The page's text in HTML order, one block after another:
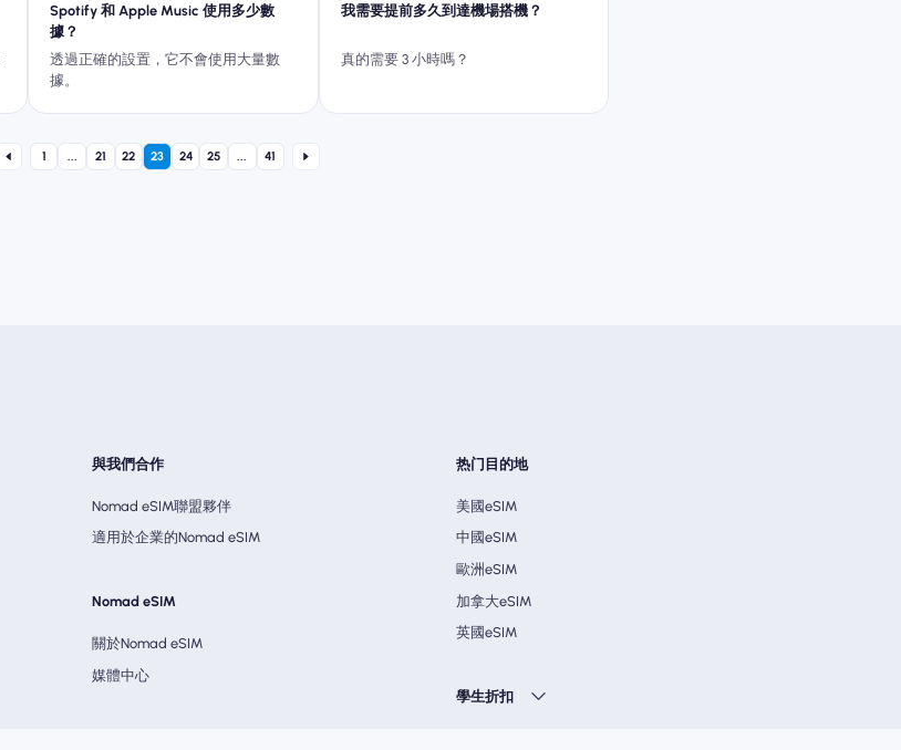
Spotify 和 Apple Music 使用多少數
據？
透過正確的設置，它不會使用大量數
據。
我需要提前多久到達機場搭機？
真的需要 3 小時嗎？
1 ... 21 22 23 24 25 ... 41
與我們合作
Nomad eSIM聯盟夥伴
適用於企業的Nomad eSIM
Nomad eSIM
關於Nomad eSIM
媒體中心
热门目的地
美國eSIM
中國eSIM
歐洲eSIM
加拿大eSIM
英國eSIM
學生折扣